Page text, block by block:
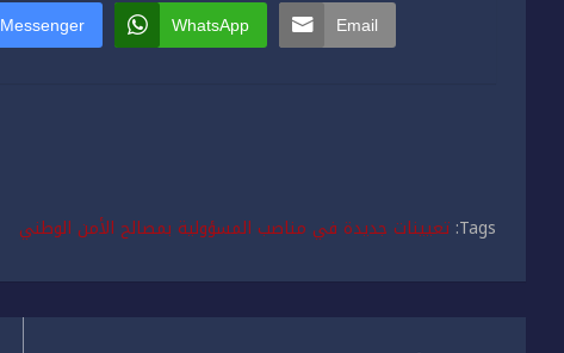
Messenger WhatsApp Email
Tags: تعيينات جديدة في مناصب المسؤولية بمصالح الأمن الوطني